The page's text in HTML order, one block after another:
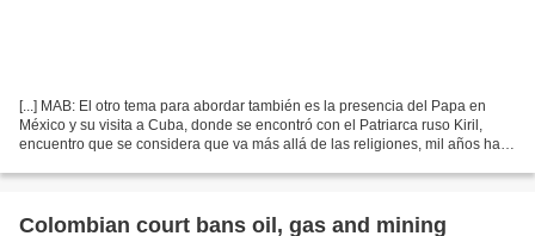
[...] MAB: El otro tema para abordar también es la presencia del Papa en
México y su visita a Cuba, donde se encontró con el Patriarca ruso Kiril,
encuentro que se considera que va más allá de las religiones, mil años hace
Colombian court bans oil, gas and mining